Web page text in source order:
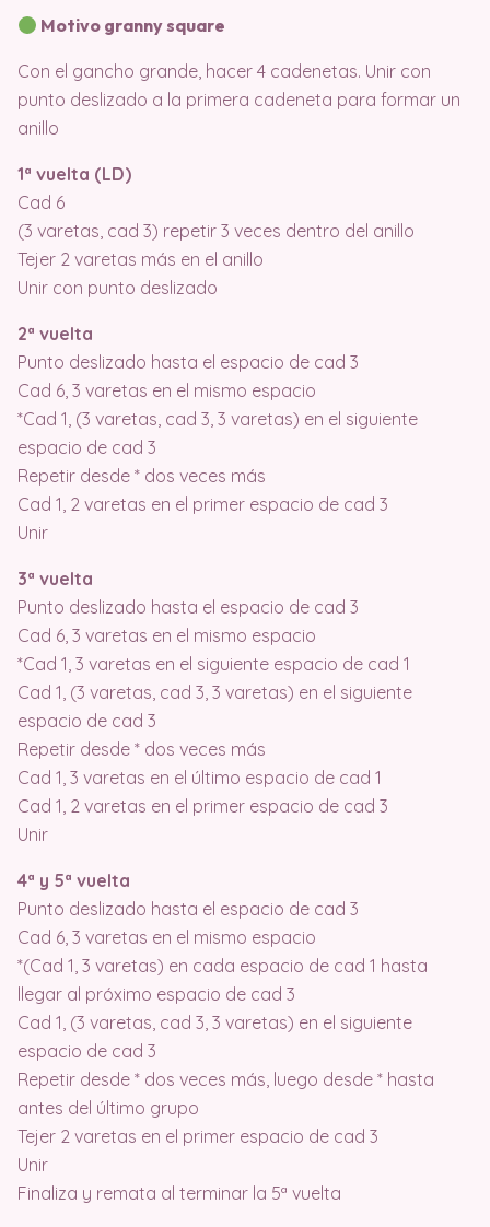
Motivo granny square
Con el gancho grande, hacer 4 cadenetas. Unir con
punto deslizado a la primera cadeneta para formar un
anillo
1ª vuelta (LD)
Cad 6
(3 varetas, cad 3) repetir 3 veces dentro del anillo
Tejer 2 varetas más en el anillo
Unir con punto deslizado
2ª vuelta
Punto deslizado hasta el espacio de cad 3
Cad 6, 3 varetas en el mismo espacio
*Cad 1, (3 varetas, cad 3, 3 varetas) en el siguiente
espacio de cad 3
Repetir desde * dos veces más
Cad 1, 2 varetas en el primer espacio de cad 3
Unir
3ª vuelta
Punto deslizado hasta el espacio de cad 3
Cad 6, 3 varetas en el mismo espacio
*Cad 1, 3 varetas en el siguiente espacio de cad 1
Cad 1, (3 varetas, cad 3, 3 varetas) en el siguiente
espacio de cad 3
Repetir desde * dos veces más
Cad 1, 3 varetas en el último espacio de cad 1
Cad 1, 2 varetas en el primer espacio de cad 3
Unir
4ª y 5ª vuelta
Punto deslizado hasta el espacio de cad 3
Cad 6, 3 varetas en el mismo espacio
*(Cad 1, 3 varetas) en cada espacio de cad 1 hasta
llegar al próximo espacio de cad 3
Cad 1, (3 varetas, cad 3, 3 varetas) en el siguiente
espacio de cad 3
Repetir desde * dos veces más, luego desde * hasta
antes del último grupo
Tejer 2 varetas en el primer espacio de cad 3
Unir
Finaliza y remata al terminar la 5ª vuelta